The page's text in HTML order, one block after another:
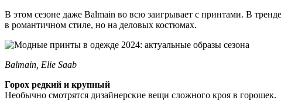
В этом сезоне даже Balmain во всю заигрывает с принтами. В
в романтичном стиле, но на деловых костюмах.
Balmain, Elie Saab
Горох редкий и крупный
Необычно смотрятся дизайнерские вещи сложного кроя в горошек.